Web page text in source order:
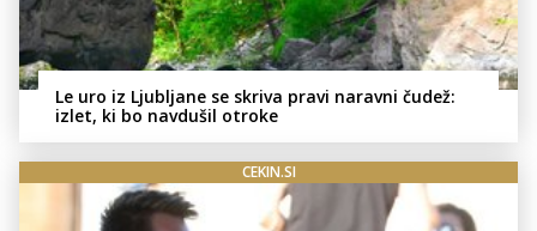
Le uro iz Ljubljane se skriva pravi naravni čudež:
izlet, ki bo navdušil otroke
CEKIN.SI